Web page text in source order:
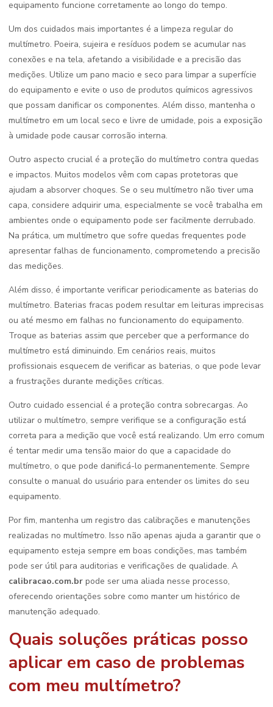
equipamento funcione corretamente ao longo do tempo.
Um dos cuidados mais importantes é a limpeza regular do
multímetro. Poeira, sujeira e resíduos podem se acumular nas
conexões e na tela, afetando a visibilidade e a precisão das
medições. Utilize um pano macio e seco para limpar a superfície
do equipamento e evite o uso de produtos químicos agressivos
que possam danificar os componentes. Além disso, mantenha o
multímetro em um local seco e livre de umidade, pois a exposição
à umidade pode causar corrosão interna.
Outro aspecto crucial é a proteção do multímetro contra quedas
e impactos. Muitos modelos vêm com capas protetoras que
ajudam a absorver choques. Se o seu multímetro não tiver uma
capa, considere adquirir uma, especialmente se você trabalha em
ambientes onde o equipamento pode ser facilmente derrubado.
Na prática, um multímetro que sofre quedas frequentes pode
apresentar falhas de funcionamento, comprometendo a precisão
das medições.
Além disso, é importante verificar periodicamente as baterias do
multímetro. Baterias fracas podem resultar em leituras imprecisas
ou até mesmo em falhas no funcionamento do equipamento.
Troque as baterias assim que perceber que a performance do
multímetro está diminuindo. Em cenários reais, muitos
profissionais esquecem de verificar as baterias, o que pode levar
a frustrações durante medições críticas.
Outro cuidado essencial é a proteção contra sobrecargas. Ao
utilizar o multímetro, sempre verifique se a configuração está
correta para a medição que você está realizando. Um erro comum
é tentar medir uma tensão maior do que a capacidade do
multímetro, o que pode danificá-lo permanentemente. Sempre
consulte o manual do usuário para entender os limites do seu
equipamento.
Por fim, mantenha um registro das calibrações e manutenções
realizadas no multímetro. Isso não apenas ajuda a garantir que o
equipamento esteja sempre em boas condições, mas também
pode ser útil para auditorias e verificações de qualidade. A
calibracao.com.br pode ser uma aliada nesse processo,
oferecendo orientações sobre como manter um histórico de
manutenção adequado.
Quais soluções práticas posso
aplicar em caso de problemas
com meu multímetro?